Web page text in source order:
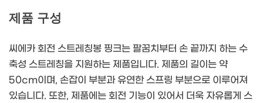
제품 구성
씨에카 회전 스트레칭봉 핑크는 팔꿈치부터 손 끝까지 하는 수
축성 스트레칭을 지원하는 제품입니다. 제품의 길이는 약
50cm이며, 손잡이 부분과 유연한 스프링 부분으로 이루어져
있습니다. 또한, 제품에는 회전 기능이 있어서 더욱 자유롭게 스